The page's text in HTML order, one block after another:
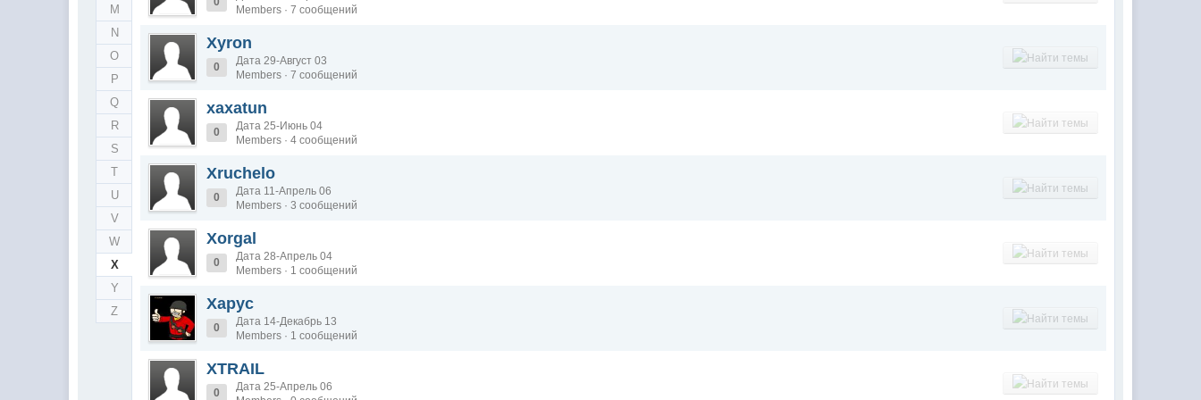
M
N
O
P
Q
R
S
T
U
V
W
X
Y
Z
Members · 7 сообщений
Xyron
0
Дата 29-Август 03
Members · 7 сообщений
xaxatun
0
Дата 25-Июнь 04
Members · 4 сообщений
Xruchelo
0
Дата 11-Апрель 06
Members · 3 сообщений
Xorgal
0
Дата 28-Апрель 04
Members · 1 сообщений
Xapyc
0
Дата 14-Декабрь 13
Members · 1 сообщений
XTRAIL
0
Дата 25-Апрель 06